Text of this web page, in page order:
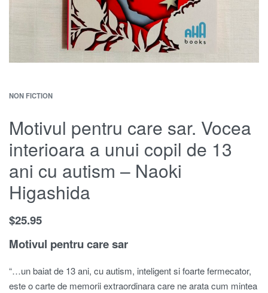
NON FICTION
Motivul pentru care sar. Vocea
interioara a unui copil de 13
ani cu autism – Naoki
Higashida
$25.95
Motivul pentru care sar
“…un baiat de 13 ani, cu autism, inteligent si foarte fermecator,
este o carte de memorii extraordinara care ne arata cum mintea